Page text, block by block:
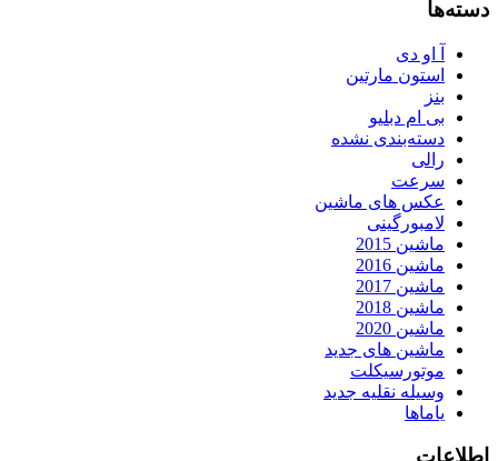
دسته‌ها
آ او دی
استون مارتین
بنز
بی ام دبلیو
دسته‌بندی نشده
رالی
سرعت
عکس های ماشین
لامبورگینی
ماشین 2015
ماشین 2016
ماشین 2017
ماشین 2018
ماشین 2020
ماشین های جدید
موتورسیکلت
وسیله نقلیه جدید
یاماها
اطلاعات